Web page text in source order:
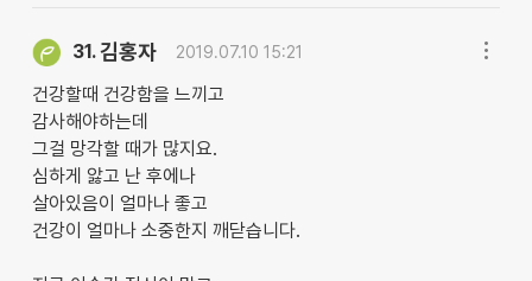
31.김홍자 2019.07.10 15:21
건강할때 건강함을 느끼고
감사해야하는데
그걸 망각할 때가 많지요.
심하게 앓고 난 후에나
살아있음이 얼마나 좋고
건강이 얼마나 소중한지 깨닫습니다.